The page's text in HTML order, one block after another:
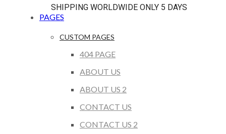
SHIPPING WORLDWIDE ONLY 5 DAYS
PAGES
CUSTOM PAGES
404 PAGE
ABOUT US
ABOUT US 2
CONTACT US
CONTACT US 2